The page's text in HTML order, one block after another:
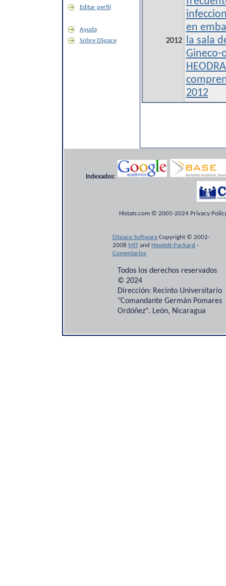
Editar perfil
Ayuda
Sobre DSpace
2012
en
la sala
Gineco-
2012
Indexados:
Histats.com © 2005-2024 Privacy
DSpace Software Copyright © 2002-
2008 MITand Hewlett-Packard -
Comentarios
Todos los derechos reservados
© 2024
Dirección: Recinto Universitario
"Comandante Germán Pomares
Ordóñez". León, Nicaragua